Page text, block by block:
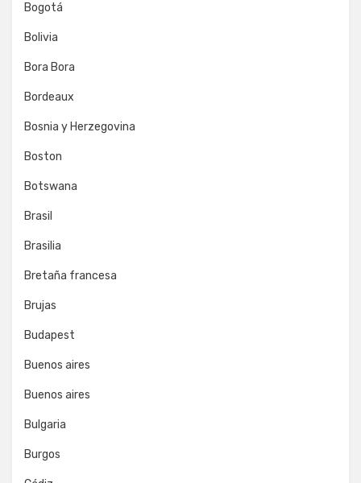
Bogotá
Bolivia
Bora Bora
Bordeaux
Bosnia y Herzegovina
Boston
Botswana
Brasil
Brasilia
Bretaña francesa
Brujas
Budapest
Buenos aires
Buenos aires
Bulgaria
Burgos